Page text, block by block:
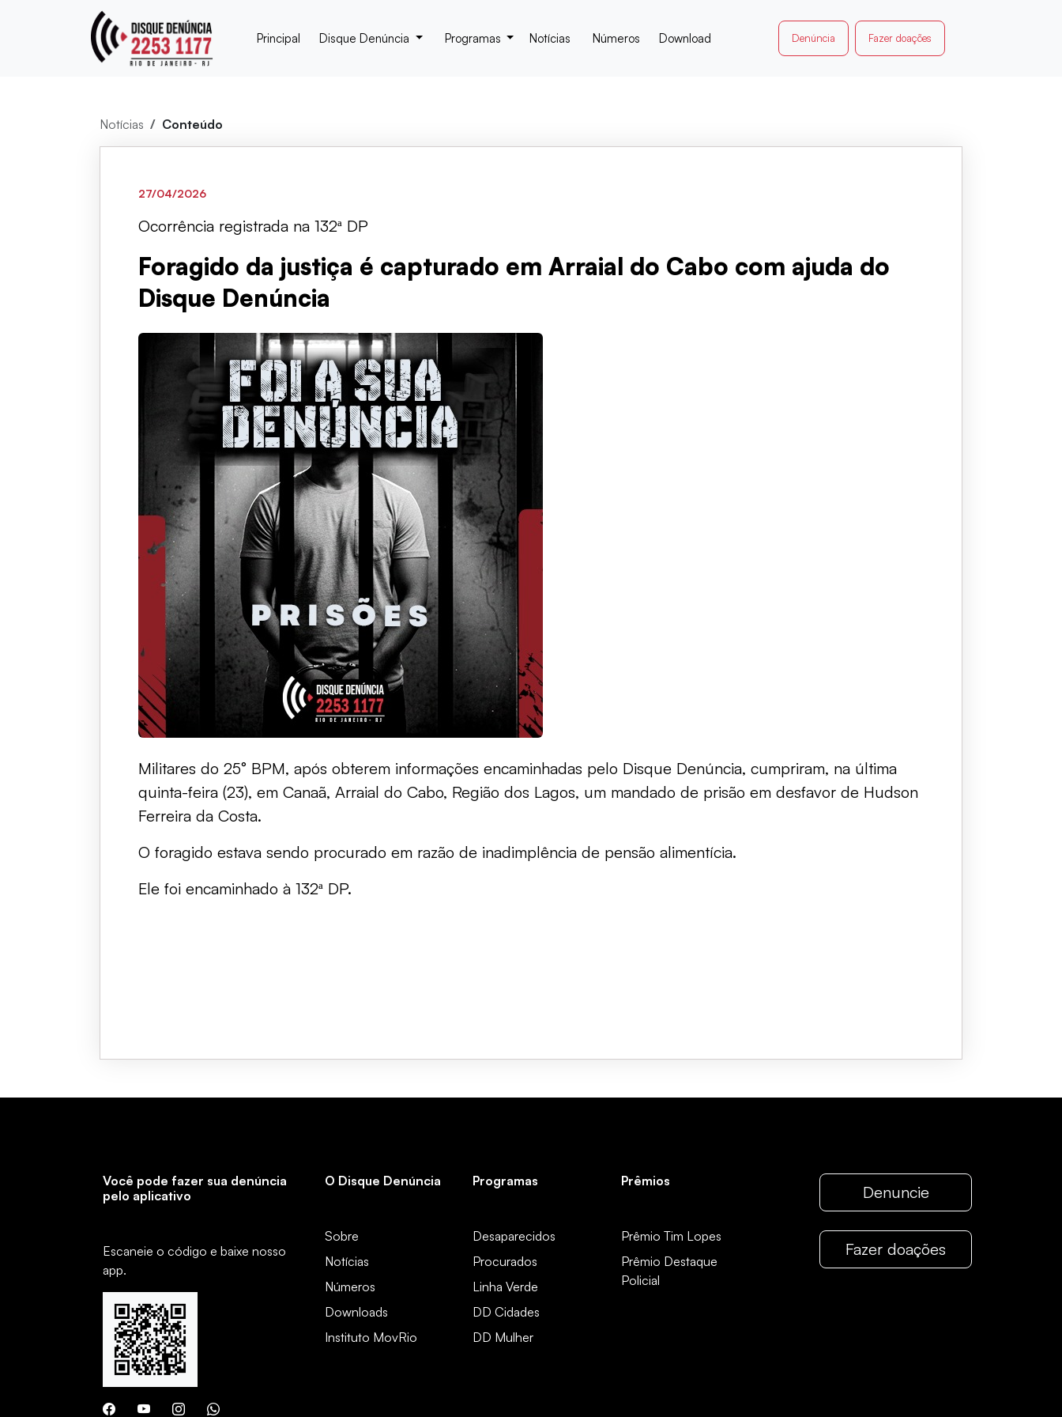
Principal Disque Denúncia Programas Notícias Números Download Denúncia Fazer doações
Notícias Conteúdo
27/04/2026
Ocorrência registrada na 132ª DP
Foragido da justiça é capturado em Arraial do Cabo com ajuda do
Disque Denúncia
Militares do 25° BPM, após obterem informações encaminhadas pelo Disque Denúncia, cumpriram, na última
quinta-feira (23), em Canaã, Arraial do Cabo, Região dos Lagos, um mandado de prisão em desfavor de Hudson
Ferreira da Costa.
O foragido estava sendo procurado em razão de inadimplência de pensão alimentícia.
Ele foi encaminhado à 132ª DP.
Você pode fazer sua denúncia
pelo aplicativo
Escaneie o código e baixe nosso
app.
O Disque Denúncia
Sobre
Notícias
Números
Downloads
Instituto MovRio
Programas
Desaparecidos
Procurados
Linha Verde
DD Cidades
DD Mulher
Prêmios
Prêmio Tim Lopes
Prêmio Destaque
Policial
Denuncie
Fazer doações